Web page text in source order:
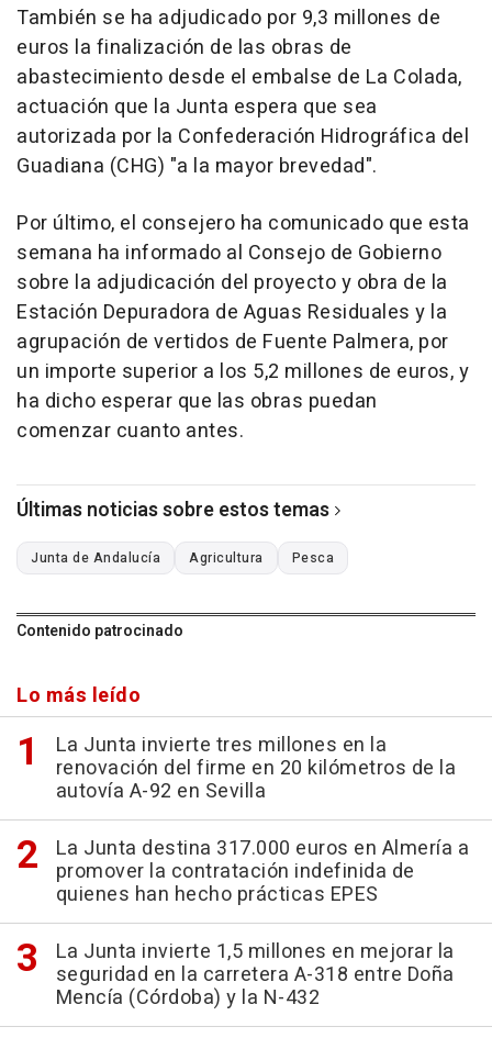
También se ha adjudicado por 9,3 millones de
euros la finalización de las obras de
abastecimiento desde el embalse de La Colada,
actuación que la Junta espera que sea
autorizada por la Confederación Hidrográfica del
Guadiana (CHG) "a la mayor brevedad".
Por último, el consejero ha comunicado que esta
semana ha informado al Consejo de Gobierno
sobre la adjudicación del proyecto y obra de la
Estación Depuradora de Aguas Residuales y la
agrupación de vertidos de Fuente Palmera, por
un importe superior a los 5,2 millones de euros, y
ha dicho esperar que las obras puedan
comenzar cuanto antes.
Últimas noticias sobre estos temas
Junta de Andalucía Agricultura Pesca
Contenido patrocinado
Lo más leído
La Junta invierte tres millones en la
renovación del firme en 20 kilómetros de la
autovía A-92 en Sevilla
La Junta destina 317.000 euros en Almería a
promover la contratación indefinida de
quienes han hecho prácticas EPES
La Junta invierte 1,5 millones en mejorar la
seguridad en la carretera A-318 entre Doña
Mencía (Córdoba) y la N-432